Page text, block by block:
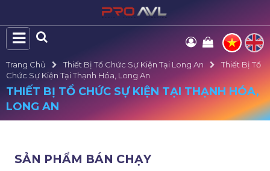
Trang Chủ Thiết Bị Tổ Chức Sự Kiện Tại Long An
Thiết Bị Tổ
Chức Sự Kiện Tại Thạnh Hóa, Long An
THIẾT BỊ TỔ CHỨC SỰ KIỆN TẠI THẠNH HÓA,
LONG AN
SẢN PHẨM BÁN CHẠY